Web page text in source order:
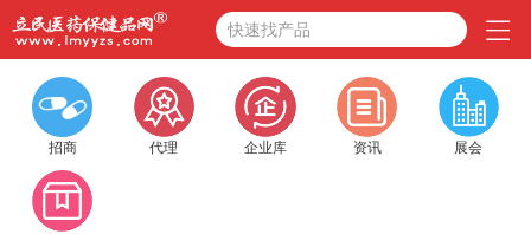
快速找产品
招商 代理 企业库 资讯 展会